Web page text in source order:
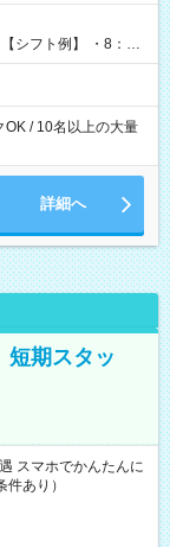
OK / 10名以上の大量
詳細へ
短期スタッ
スマホでかんたんに
あり）